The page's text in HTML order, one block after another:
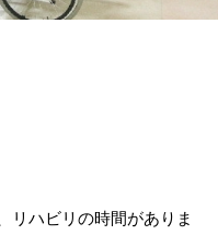
リハビリの時間がありま